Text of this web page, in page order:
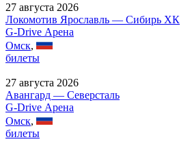
27 августа 2026
Локомотив Ярославль — Сибирь ХК
G-Drive Арена
Омск,
билеты
27 августа 2026
Авангард — Северсталь
G-Drive Арена
Омск,
билеты